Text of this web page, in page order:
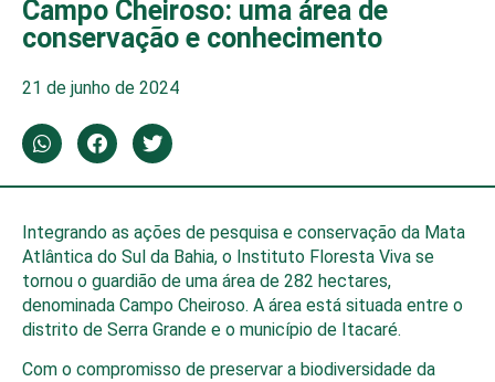
Campo Cheiroso: uma área de
conservação e conhecimento
21 de junho de 2024
Integrando as ações de pesquisa e conservação da Mata
Atlântica do Sul da Bahia, o Instituto Floresta Viva se
tornou o guardião de uma área de 282 hectares,
denominada Campo Cheiroso. A área está situada entre o
distrito de Serra Grande e o município de Itacaré.
Com o compromisso de preservar a biodiversidade da